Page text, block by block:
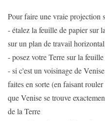
Pour faire une vraie projection
- étalez la feuille de papier sur
sur un plan de travail
- posez votre Terre sur la
- si c'est un voisinage de
faites en sorte (en faisant
que Venise se trouve
de la Terre